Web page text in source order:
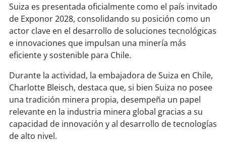
soycalama
soyantofagasta
soycopiapó
soyvalparaíso
soyquillota
soy sanantonio
Suiza es presentada oficialmente como el país invitado
de Exponor 2028, consolidando su posición como un
actor clave en el desarrollo de soluciones tecnológicas
e innovaciones que impulsan una minería más
eficiente y sostenible para Chile.
Durante la actividad, la embajadora de Suiza en Chile,
Charlotte Bleisch, destaca que, si bien Suiza no posee
una tradición minera propia, desempeña un papel
relevante en la industria minera global gracias a su
capacidad de innovación y al desarrollo de tecnologías
de alto nivel.